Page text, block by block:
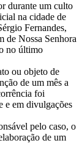
durante um culto
na cidade de
Fernandes,
de Nossa Senhora
no último
ou objeto de
de um mês a
foi
e em divulgações
pelo caso, o
de um